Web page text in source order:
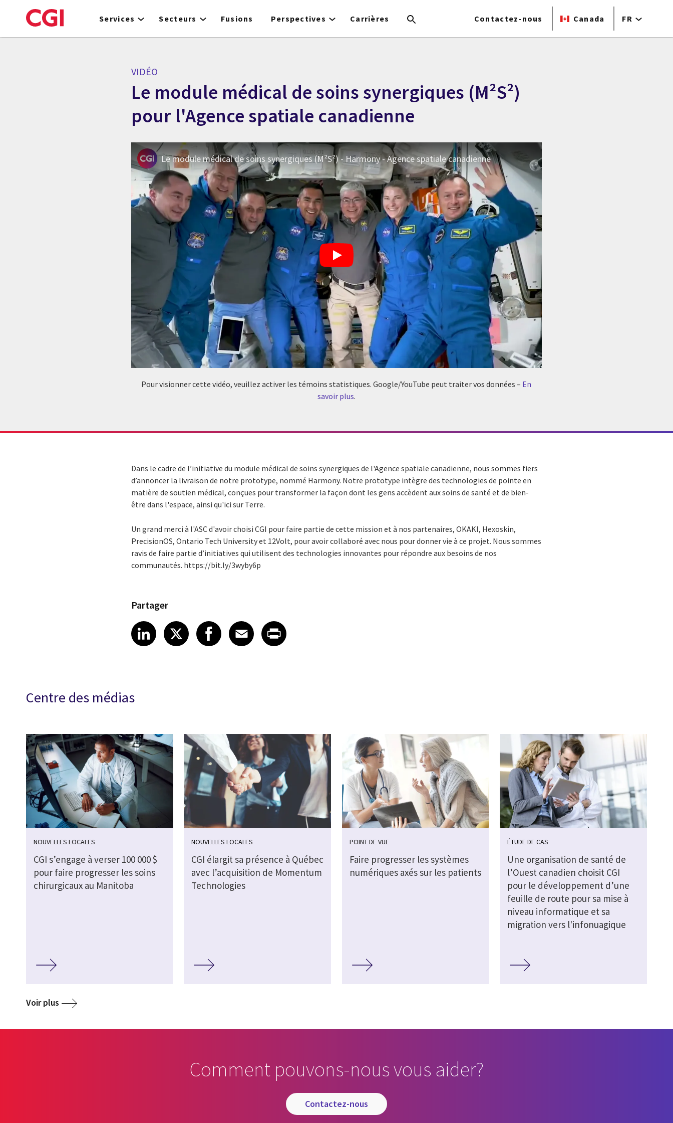
to
Services Secteurs Fusions Perspectives Carrières Contactez-nous Canada FR
VIDÉO
Le module médical de soins synergiques (M²S²)
pour l'Agence spatiale canadienne
Le module médical de soins synergiques (M²S²) - Harmony - Agence spatiale canadienne
Pour visionner cette vidéo, veuillez activer les témoins statistiques. Google/YouTube peut traiter vos données – En
savoir plus.
Dans le cadre de l’initiative du module médical de soins synergiques de l'Agence spatiale canadienne, nous sommes fiers
d’annoncer la livraison de notre prototype, nommé Harmony. Notre prototype intègre des technologies de pointe en
matière de soutien médical, conçues pour transformer la façon dont les gens accèdent aux soins de santé et de bien-
être dans l'espace, ainsi qu'ici sur Terre.
Un grand merci à l'ASC d'avoir choisi CGI pour faire partie de cette mission et à nos partenaires, OKAKI, Hexoskin,
PrecisionOS, Ontario Tech University et 12Volt, pour avoir collaboré avec nous pour donner vie à ce projet. Nous sommes
ravis de faire partie d’initiatives qui utilisent des technologies innovantes pour répondre aux besoins de nos
communautés. https://bit.ly/3wyby6p
Partager
Share article on LinkedIn
LinkedIn
Share article on X
XShare article on Facebook
Facebook
Share article on Email
Email
Share article on Print
Centre des médias
NOUVELLES LOCALES
CGI s’engage à verser 100 000 $
pour faire progresser les soins
chirurgicaux au Manitoba
NOUVELLES LOCALES
CGI élargit sa présence à Québec
avec l’acquisition de Momentum
Technologies
POINT DE VUE
Faire progresser les systèmes
numériques axés sur les patients
ÉTUDE DE CAS
Une organisation de santé de
l’Ouest canadien choisit CGI
pour le développement d’une
feuille de route pour sa mise à
niveau informatique et sa
migration vers l'infonuagique
Voir plus
Comment pouvons-nous vous aider?
contactez-nous